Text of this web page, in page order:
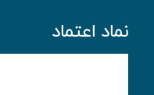
نماد اعتماد